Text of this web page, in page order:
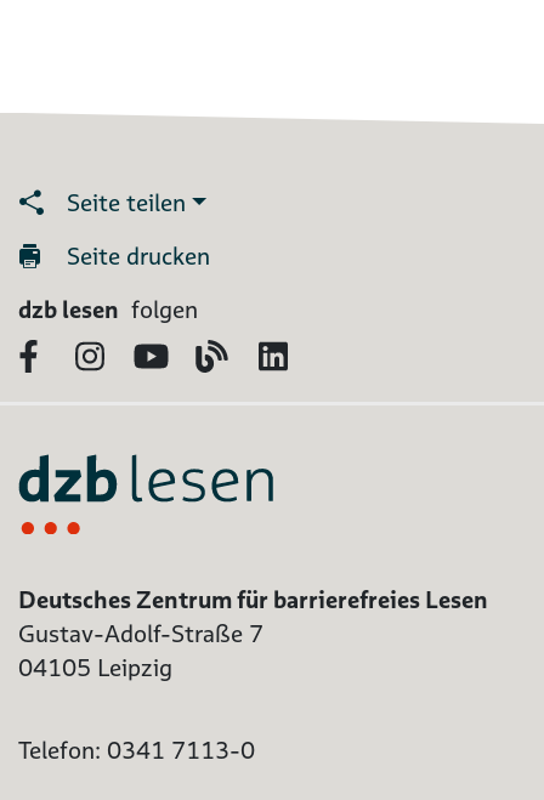
Seite teilen
Seite drucken
dzb lesen folgen
FacebookInstagram
YouTubeBlog
Deutsches Zentrum für barrierefreies Lesen
Gustav-Adolf-Straße 7
04105 Leipzig
Telefon: 0341 7113-0